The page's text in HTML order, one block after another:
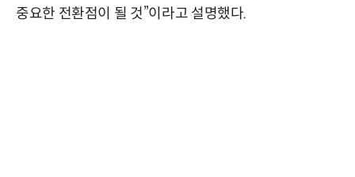
중요한 전환점이 될 것”이라고 설명했다.